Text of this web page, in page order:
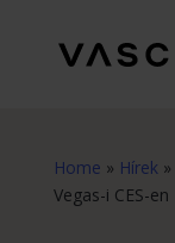
Home » Hírek»
Vegas-i CES-en